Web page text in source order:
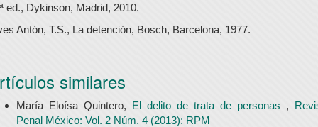
ed., Dykinson, Madrid, 2010.
Antón, T.S., La detención, Bosch, Barcelona, 1977.
similares
María Eloísa Quintero, El delito de trata de personas ,
Penal México: Vol. 2 Núm. 4 (2013): RPM